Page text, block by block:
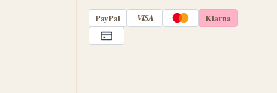
PayPal VISA Klarna